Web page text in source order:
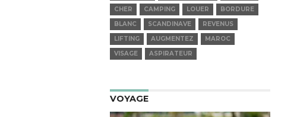
CHER
CAMPING LOUER
BORDURE
BLANC
SCANDINAVE
REVENUS
LIFTING
AUGMENTEZ
MAROC
VISAGE
ASPIRATEUR
VOYAGE